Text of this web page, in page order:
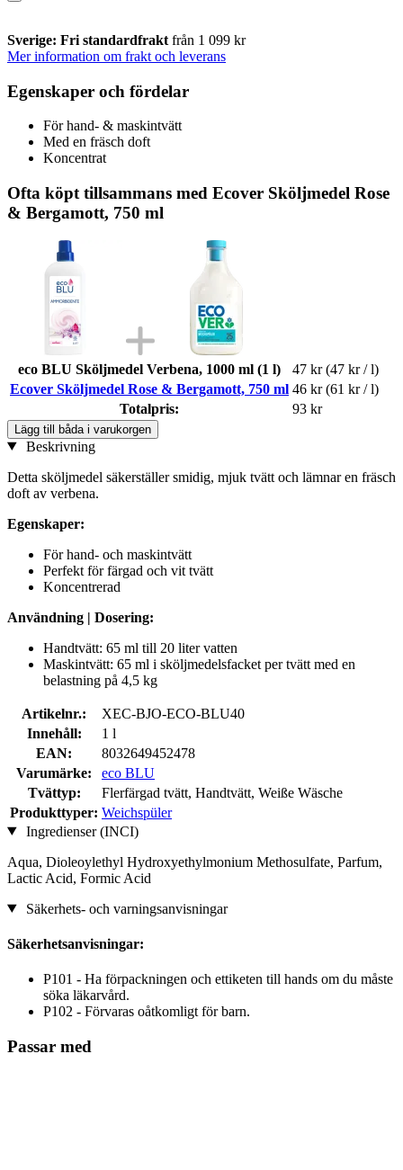
Sverige: Fri standardfrakt från 1 099 kr
Mer information om frakt och leverans
Egenskaper och fördelar
För hand- & maskintvätt
Med en fräsch doft
Koncentrat
Ofta köpt tillsammans med Ecover Sköljmedel Rose
& Bergamott, 750 ml
eco BLU Sköljmedel Verbena, 1000 ml (1 l) 47 kr (47 kr / l)
Ecover Sköljmedel Rose & Bergamott, 750 ml 46 kr (61 kr / l)
Totalpris:
93 kr
Lägg till båda i varukorgen
Beskrivning
Detta sköljmedel säkerställer smidig, mjuk tvätt och lämnar en fräsch
doft av verbena.
Egenskaper:
För hand- och maskintvätt
Perfekt för färgad och vit tvätt
Koncentrerad
Användning | Dosering:
Handtvätt: 65 ml till 20 liter vatten
Maskintvätt: 65 ml i sköljmedelsfacket per tvätt med en
belastning på 4,5 kg
Artikelnr.:
XEC-BJO-ECO-BLU40
Innehåll:
1 l
EAN:
8032649452478
Varumärke:
eco BLU
Tvättyp:
Flerfärgad tvätt, Handtvätt, Weiße Wäsche
Produkttyper: Weichspüler
Ingredienser (INCI)
Aqua, Dioleoylethyl Hydroxyethylmonium Methosulfate, Parfum,
Lactic Acid, Formic Acid
Säkerhets- och varningsanvisningar
Säkerhetsanvisningar:
P101 - Ha förpackningen och ettiketen till hands om du måste
söka läkarvård.
P102 - Förvaras oåtkomligt för barn.
Passar med